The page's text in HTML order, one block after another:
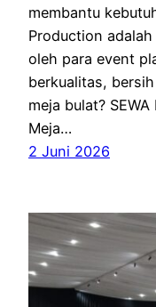
membantu
Production
oleh para event
berkualitas,
meja bulat? SEWA
Meja…
2 Juni 2026